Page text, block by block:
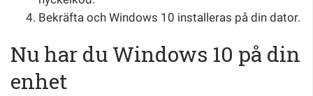
Bekräfta och Windows 10 installeras på din dator.
Nu har du Windows 10 på din
enhet